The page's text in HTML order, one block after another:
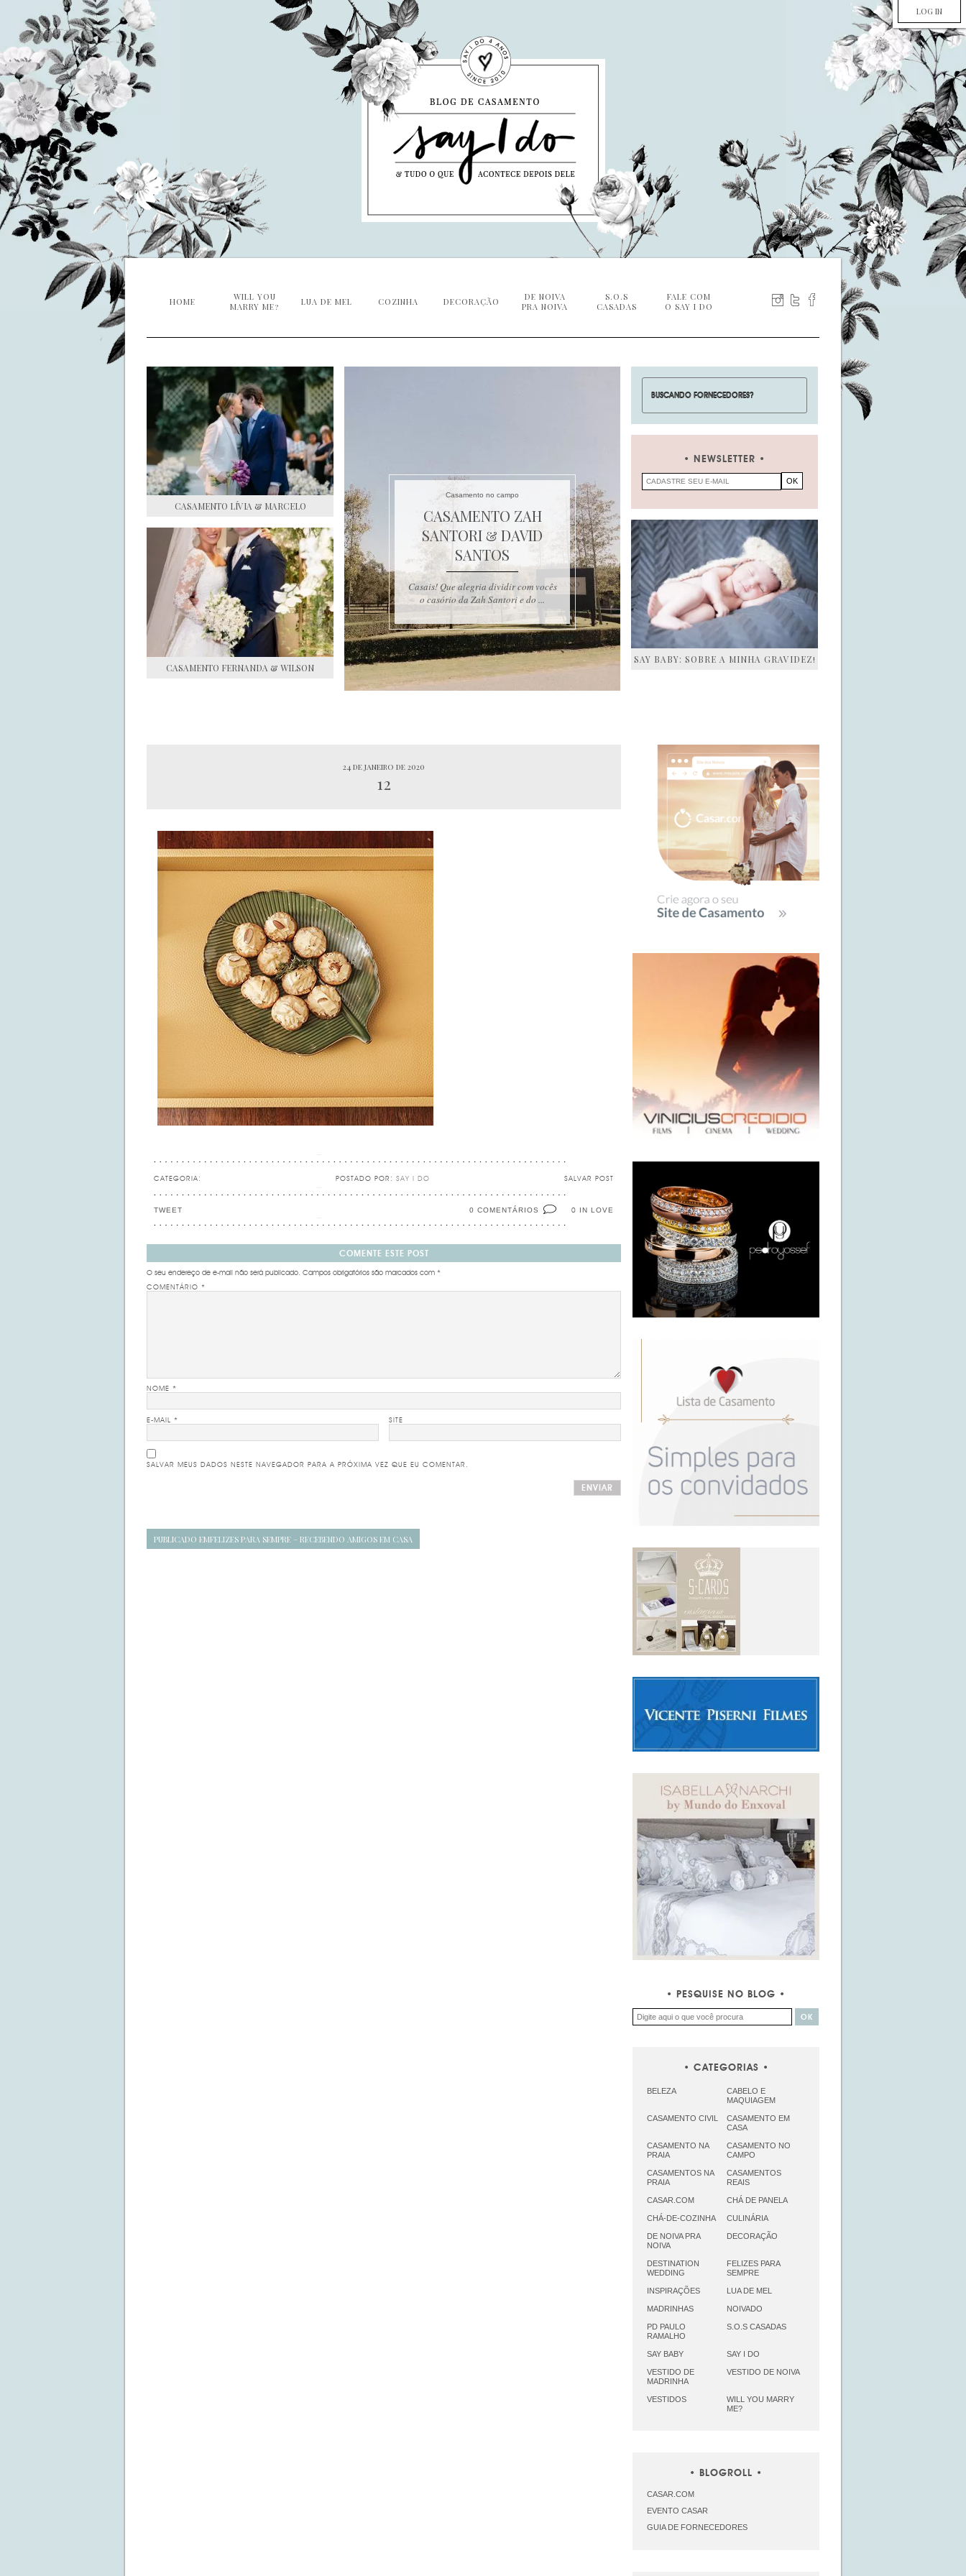
LOG IN
HOME
WILL YOU
MARRY ME?
LUA DE MEL COZINHA DECORAÇÃO
DE NOIVA
PRA NOIVA
S.O.S
CASADAS
FALE COM
O SAY I DO
CASAMENTO LÍVIA & MARCELO
CASAMENTO FERNANDA & WILSON
Casamento no campo
CASAMENTO ZAH
SANTORI & DAVID
SANTOS
Casais! Que alegria dividir com vocês
o casório da Zah Santori e do ...
NEWSLETTER
SAY BABY: SOBRE A MINHA GRAVIDEZ!
24 de janeiro de 2020
12
CATEGORIA: SALVAR POST
POSTADO POR: SAY I DO
0 IN LOVE
0 COMENTÁRIOS
TWEET
COMENTE ESTE POST
O seu endereço de e-mail não será publicado. Campos obrigatórios são marcados com *
COMENTÁRIO *
NOME *
E-MAIL * SITE
SALVAR MEUS DADOS NESTE NAVEGADOR PARA A PRÓXIMA VEZ QUE EU COMENTAR.
Navegação
PUBLICADO EMFELIZES PARA SEMPRE – RECEBENDO AMIGOS EM CASA
SIDEBAR
PESQUISE NO BLOG
CATEGORIAS
BELEZA
CABELO E
MAQUIAGEM
CASAMENTO CIVIL
CASAMENTO EM
CASA
CASAMENTO NA
PRAIA
CASAMENTO NO
CAMPO
CASAMENTOS NA
PRAIA
CASAMENTOS
REAIS
CASAR.COM CHÁ DE PANELA
CHÁ-DE-COZINHA CULINÁRIA
DE NOIVA PRA
NOIVA
DECORAÇÃO
DESTINATION
WEDDING
FELIZES PARA
SEMPRE
INSPIRAÇÕES LUA DE MEL
MADRINHAS NOIVADO
PD PAULO
RAMALHO
S.O.S CASADAS
SAY BABY SAY I DO
VESTIDO DE
MADRINHA
VESTIDO DE NOIVA
VESTIDOS
WILL YOU MARRY
ME?
BLOGROLL
CASAR.COM
EVENTO CASAR
GUIA DE FORNECEDORES